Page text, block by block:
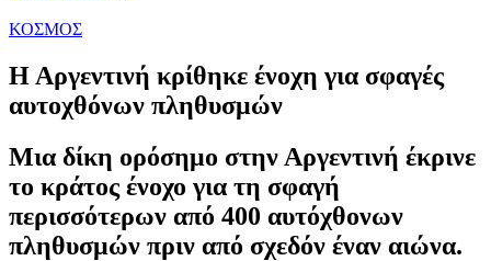
ΚΟΣΜΟΣ
Η Αργεντινή κρίθηκε ένοχη για σφαγές
αυτοχθόνων πληθυσμών
Μια δίκη ορόσημο στην Αργεντινή έκρινε
το κράτος ένοχο για τη σφαγή
περισσότερων από 400 αυτόχθονων
πληθυσμών πριν από σχεδόν έναν αιώνα.